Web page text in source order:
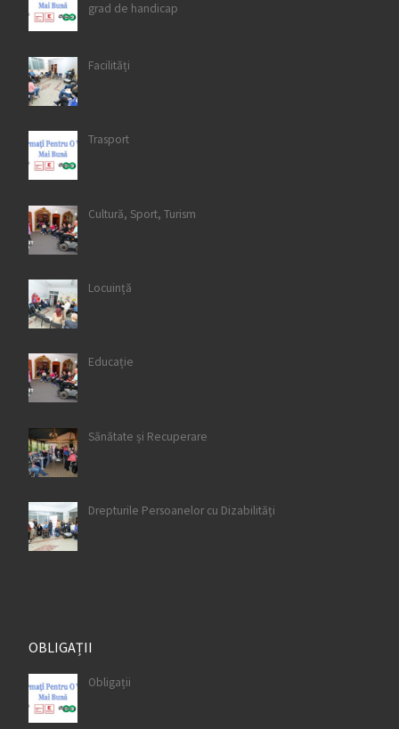
grad de handicap
Facilități
Trasport
Cultură, Sport, Turism
Locuință
Educație
Sănătate și Recuperare
Drepturile Persoanelor cu Dizabilități
OBLIGAȚII
Obligații